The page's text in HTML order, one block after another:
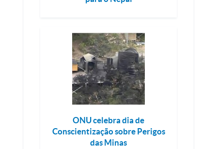
ONU celebra dia de
Conscientização sobre Perigos
das Minas